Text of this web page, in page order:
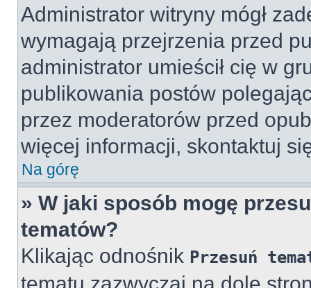
Administrator witryny mógł
wymagają przejrzenia przed
administrator umieścił cię w
publikowania postów
przez moderatorów przed
więcej informacji, skontaktuj
Na górę
» W jaki sposób mogę
tematów?
Klikając odnośnik Przesuń